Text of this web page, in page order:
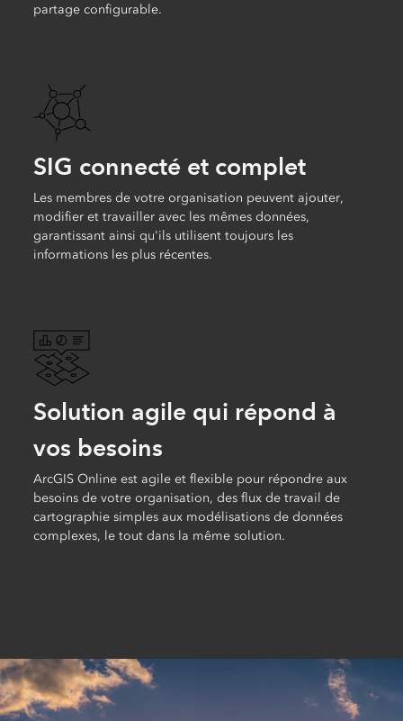
partage configurable.
SIG connecté et complet
Les membres de votre organisation peuvent ajouter,
modifier et travailler avec les mêmes données,
garantissant ainsi qu'ils utilisent toujours les
informations les plus récentes.
Solution agile qui répond à
vos besoins
ArcGIS Online est agile et flexible pour répondre aux
besoins de votre organisation, des flux de travail de
cartographie simples aux modélisations de données
complexes, le tout dans la même solution.